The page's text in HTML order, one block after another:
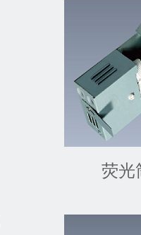
荧光